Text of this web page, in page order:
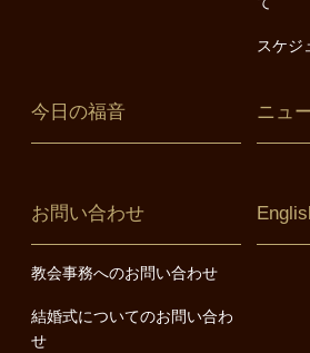
スケジ
今日の福音 ニュ
お問い合わせ
教会事務へのお問い合わせ
結婚式についてのお問い合わ
せ